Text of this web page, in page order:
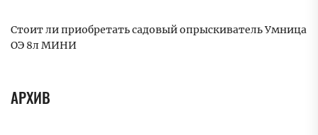
Стоит ли приобретать садовый опрыскиватель Умница
ОЭ 8л МИНИ
АРХИВ